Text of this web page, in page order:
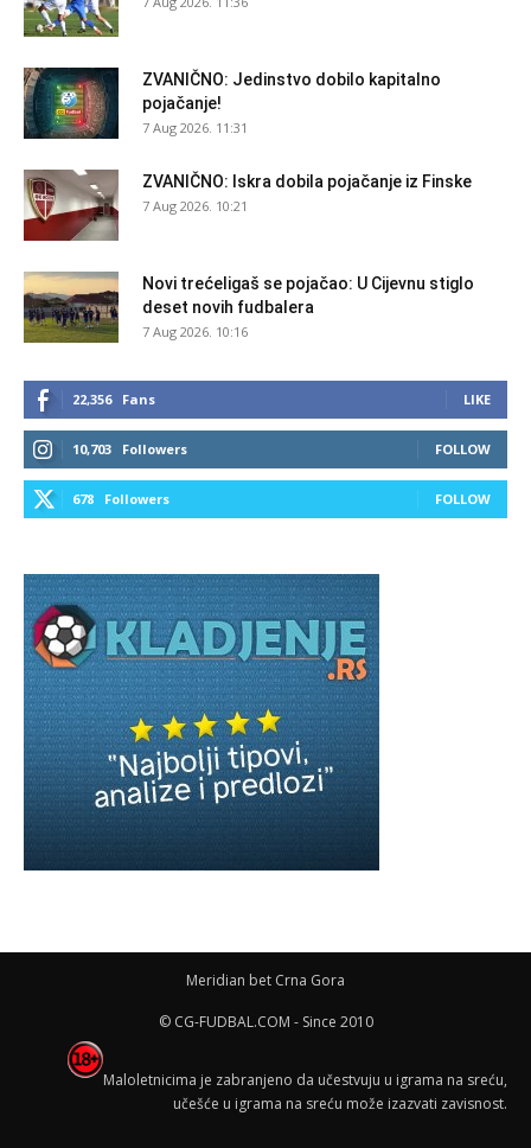
ZVANIČNO: Jedinstvo dobilo kapitalno
pojačanje!
7 Aug 2026. 11:31
ZVANIČNO: Iskra dobila pojačanje iz Finske
7 Aug 2026. 10:21
Novi trećeligaš se pojačao: U Cijevnu stiglo
deset novih fudbalera
7 Aug 2026. 10:16
22,356 Fans LIKE
10,703 Followers FOLLOW
678 Followers FOLLOW
Meridian bet Crna Gora
© CG-FUDBAL.COM - Since 2010
Maloletnicima je zabranjeno da učestvuju u igrama na sreću,
učešće u igrama na sreću može izazvati zavisnost.